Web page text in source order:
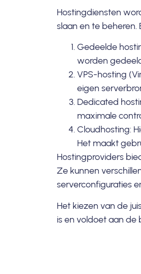
Hostingdiensten
slaan en te
Gedeelde
worden
VPS-hosting
eigen
Dedicated
maximale
Cloudhosting:
Het maakt
Hostingproviders
Ze kunnen
serverconfiguraties
Het kiezen van de
is en voldoet aan